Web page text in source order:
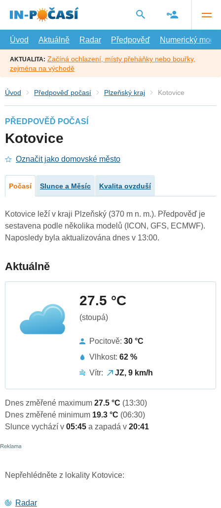
hlavní
Úvod
Aktuálně Radar Předpověď Numerický model
AKTUALITA: Začíná ochlazení, místy přeháňky nebo bouřky,
zejména na východě
Úvod Předpověď počasí Plzeňský kraj Kotovice
PŘEDPOVĚĎ POČASÍ
Kotovice
Označit jako domovské město
Počasí Slunce a Měsíc Kvalita ovzduší
Kotovice leží v kraji Plzeňský (370 m n. m.). Předpověď je
sestavena podle několika modelů (ICON, GFS, ECMWF).
Naposledy byla aktualizována dnes v 13:00.
Aktuálně
27.5 °C
(stoupá)
Pocitově: 30 °C
Vlhkost: 62 %
Vítr:
JZ, 9 km/h
Dnes změřené maximum 27.5 °C (13:30)
Dnes změřené minimum 19.3 °C (06:30)
Slunce vychází v 05:45 a zapadá v 20:41
Nepřehlédněte z lokality Kotovice:
Radar